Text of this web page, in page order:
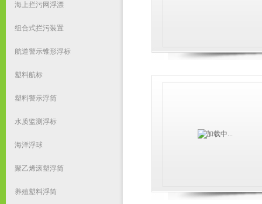
海上拦污网浮漂
组合式拦污装置
航道警示锥形浮标
塑料航标
塑料警示浮筒
水质监测浮标
海洋浮球
聚乙烯滚塑浮筒
养殖塑料浮筒